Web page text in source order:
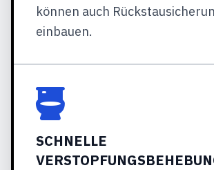
können auch
einbauen.
SCHNELLE